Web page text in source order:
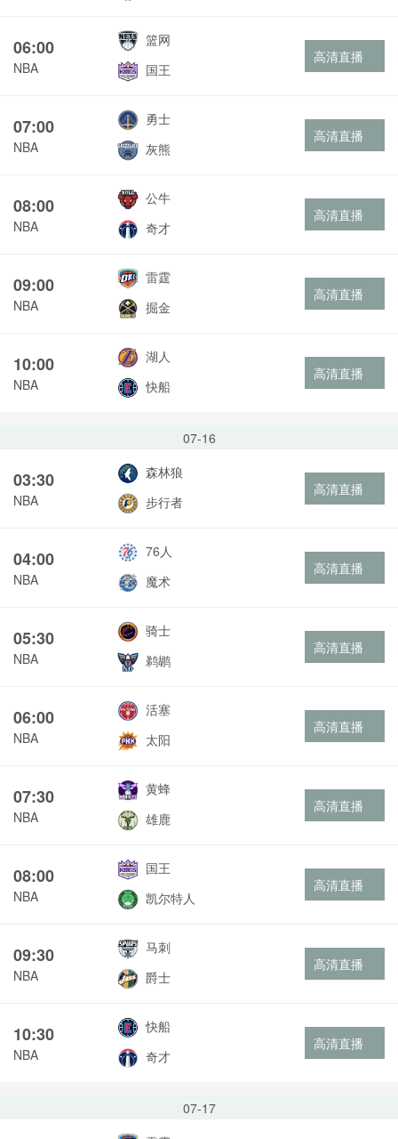
06:00
NBA
篮网
国王
高清直播
07:00
NBA
勇士
灰熊
高清直播
08:00
NBA
公牛
奇才
高清直播
09:00
NBA
雷霆
掘金
高清直播
10:00
NBA
湖人
快船
高清直播
07-16
03:30
NBA
森林狼
步行者
高清直播
04:00
NBA
76人
魔术
高清直播
05:30
NBA
骑士
鹈鹕
高清直播
06:00
NBA
活塞
太阳
高清直播
07:30
NBA
黄蜂
雄鹿
高清直播
08:00
NBA
国王
凯尔特人
高清直播
09:30
NBA
马刺
爵士
高清直播
10:30
NBA
快船
奇才
高清直播
07-17